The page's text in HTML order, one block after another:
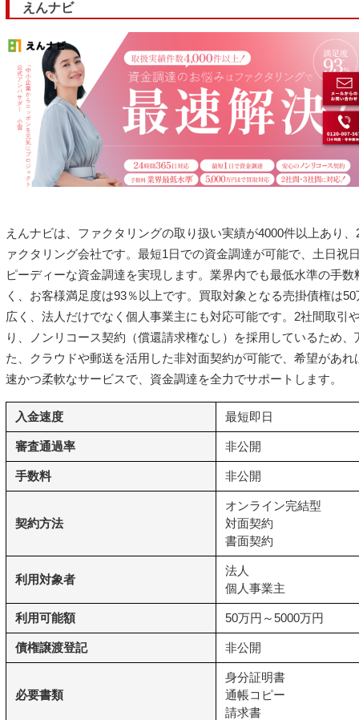
えんナビ
えんナビは、ファクタリングの取り扱い実績が4000件以上あり
ァクタリング会社です。最短1日での資金調達が可能で、土日祝
ピーディーな資金調達を実現します。業界内でも最低水準の手
く、お客様満足度は93％以上です。買取対象となる売掛債権は
広く、法人だけでなく個人事業主にも対応可能です。2社間取引
り、ノンリコース契約（償還請求権なし）を採用しているため
た、クラウドや郵送を活用した非対面契約が可能で、希望があ
速かつ柔軟なサービスで、資金調達を全力でサポートします。
入金速度 最短即日
審査通過率 非公開
手数料 非公開
契約方法
オンライン完結型
対面契約
書面契約
利用対象者
法人
個人事業主
利用可能額 50万円～5000万円
債権譲渡登記 非公開
必要書類
身分証明書
通帳コピー
請求書